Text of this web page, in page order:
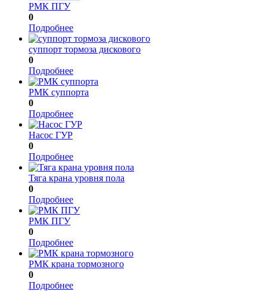
РМК ПГУ
0
Подробнее
суппорт тормоза дискового
0
Подробнее
РМК суппорта
0
Подробнее
Насос ГУР
0
Подробнее
Тяга крана уровня пола
0
Подробнее
РМК ПГУ
0
Подробнее
РМК крана тормозного
0
Подробнее